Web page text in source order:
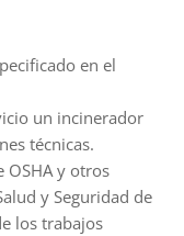
en el
un incinerador
técnicas.
y otros
y Seguridad de
los trabajos